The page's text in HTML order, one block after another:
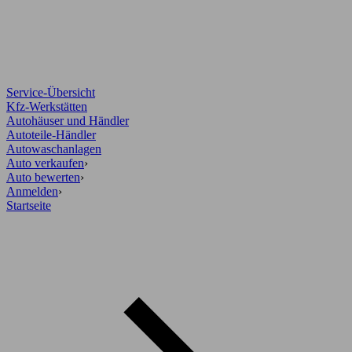
Service-Übersicht
Kfz-Werkstätten
Autohäuser und Händler
Autoteile-Händler
Autowaschanlagen
Auto verkaufen›
Auto bewerten›
Anmelden›
Startseite